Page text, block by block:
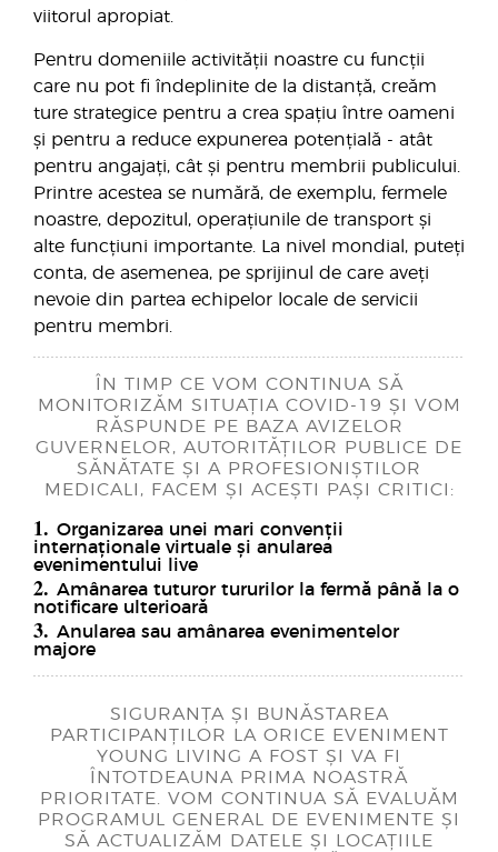
viitorul apropiat.
Pentru domeniile activității noastre cu funcții
care nu pot fi îndeplinite de la distanță, creăm
ture strategice pentru a crea spațiu între oameni
și pentru a reduce expunerea potențială - atât
pentru angajați, cât și pentru membrii publicului.
Printre acestea se numără, de exemplu, fermele
noastre, depozitul, operațiunile de transport și
alte funcțiuni importante. La nivel mondial, puteți
conta, de asemenea, pe sprijinul de care aveți
nevoie din partea echipelor locale de servicii
pentru membri.
ÎN TIMP CE VOM CONTINUA SĂ
MONITORIZĂM SITUAȚIA COVID-19 ȘI VOM
RĂSPUNDE PE BAZA AVIZELOR
GUVERNELOR, AUTORITĂȚILOR PUBLICE DE
SĂNĂTATE ȘI A PROFESIONIȘTILOR
MEDICALI, FACEM ȘI ACEȘTI PAȘI CRITICI:
1. Organizarea unei mari convenții
internaționale virtuale și anularea
evenimentului live
2. Amânarea tuturor tururilor la fermă până la o
notificare ulterioară
3. Anularea sau amânarea evenimentelor
majore
SIGURANȚA ȘI BUNĂSTAREA
PARTICIPANȚILOR LA ORICE EVENIMENT
YOUNG LIVING A FOST ȘI VA FI
ÎNTOTDEAUNA PRIMA NOASTRĂ
PRIORITATE. VOM CONTINUA SĂ EVALUĂM
PROGRAMUL GENERAL DE EVENIMENTE ȘI
SĂ ACTUALIZĂM DATELE ȘI LOCAȚIILE